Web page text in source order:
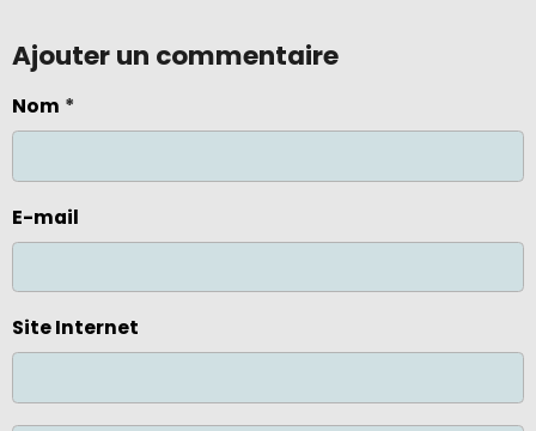
Ajouter un commentaire
Nom
E-mail
Site Internet